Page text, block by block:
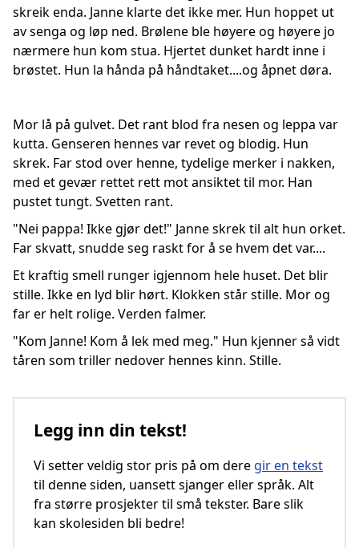
skreik enda. Janne klarte det ikke mer. Hun hoppet ut
av senga og løp ned. Brølene ble høyere og høyere jo
nærmere hun kom stua. Hjertet dunket hardt inne i
brøstet. Hun la hånda på håndtaket....og åpnet døra.
Mor lå på gulvet. Det rant blod fra nesen og leppa var
kutta. Genseren hennes var revet og blodig. Hun
skrek. Far stod over henne, tydelige merker i nakken,
med et gevær rettet rett mot ansiktet til mor. Han
pustet tungt. Svetten rant.
"Nei pappa! Ikke gjør det!" Janne skrek til alt hun orket.
Far skvatt, snudde seg raskt for å se hvem det var....
Et kraftig smell runger igjennom hele huset. Det blir
stille. Ikke en lyd blir hørt. Klokken står stille. Mor og
far er helt rolige. Verden falmer.
"Kom Janne! Kom å lek med meg." Hun kjenner så vidt
tåren som triller nedover hennes kinn. Stille.
Legg inn din tekst!
Vi setter veldig stor pris på om dere gir en tekst
til denne siden, uansett sjanger eller språk. Alt
fra større prosjekter til små tekster. Bare slik
kan skolesiden bli bedre!